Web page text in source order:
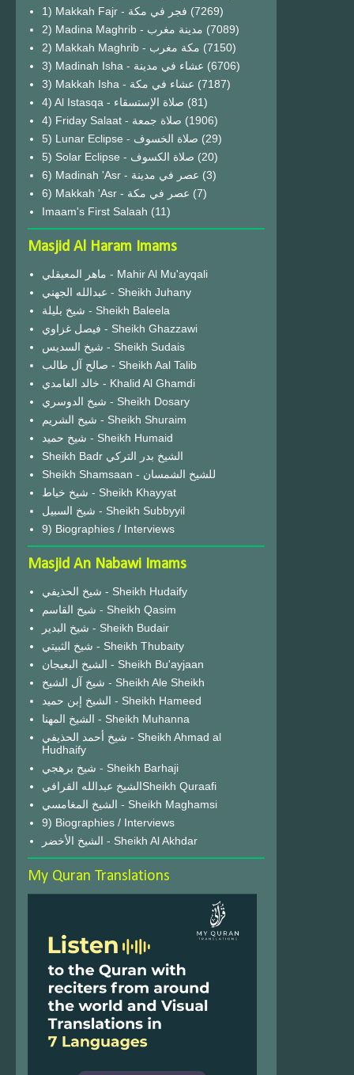
1) Makkah Fajr - فجر في مكة (7269)
2) Madina Maghrib - مدينة مغرب (7089)
2) Makkah Maghrib - مكة مغرب (7150)
3) Madinah Isha - عشاء في مدينة (6706)
3) Makkah Isha - عشاء في مكة (7187)
4) Al Istasqa - صلاة الإستسقاء (81)
4) Friday Salaat - صلاة جمعة (1906)
5) Lunar Eclipse - صلاة الخسوف (29)
(20)
6) Madinah 'Asr - عصر في مدينة (3)
6) Makkah 'Asr - عصر في مكة (7)
Imaam's First Salaah (11)
Masjid Al Haram Imams
ماهر المعيقلي - Mahir Al Mu'ayqali
عبدالله الجهني - Sheikh Juhany
شيخ بليلة - Sheikh Baleela
فيصل غزاوي - Sheikh Ghazzawi
شيخ السديس - Sheikh Sudais
صالح آل طالب - Sheikh Aal Talib
خالد الغامدي - Khalid Al Ghamdi
شيخ الدوسري - Sheikh Dosary
شيخ الشريم - Sheikh Shuraim
شيخ حميد - Sheikh Humaid
Sheikh Badr الشيخ بدر التركي
Sheikh Shamsaan - للشيخ الشمسان
شيخ خياط - Sheikh Khayyat
شيخ السبيل - Sheikh Subbyyil
9) Biographies / Interviews
Masjid An Nabawi Imams
شيخ الحذيفي - Sheikh Hudaify
شيخ القاسم - Sheikh Qasim
شيخ البدير - Sheikh Budair
شيخ الثبيتي - Sheikh Thubaity
الشيخ البعيجان - Sheikh Bu'ayjaan
شيخ آل الشيخ - Sheikh Ale Sheikh
الشيخ إبن حميد - Sheikh Hameed
الشيخ المهنا - Sheikh Muhanna
شيخ أحمد الحذيفي - Sheikh Ahmad al
Hudhaify
شيخ برهجي - Sheikh Barhaji
الشيخ عبدالله القرافيSheikh Quraafi
الشيخ المغامسي - Sheikh Maghamsi
9) Biographies / Interviews
الشيخ الأخضر - Sheikh Al Akhdar
My Quran Translations